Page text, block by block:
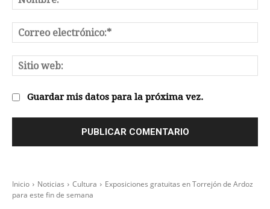
Guardar mis datos para la próxima vez.